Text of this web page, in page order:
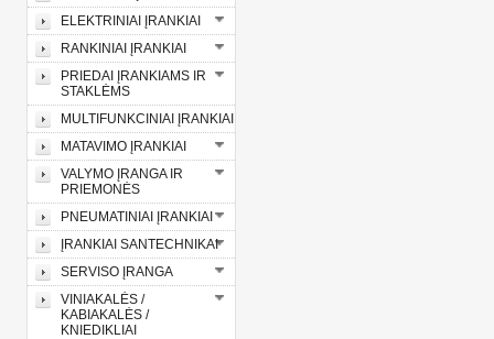
ELEKTRINIAI ĮRANKIAI
RANKINIAI ĮRANKIAI
PRIEDAI ĮRANKIAMS IR
STAKLĖMS
MULTIFUNKCINIAI ĮRANKIAI
MATAVIMO ĮRANKIAI
VALYMO ĮRANGA IR
PRIEMONĖS
PNEUMATINIAI ĮRANKIAI
ĮRANKIAI SANTECHNIKAI
SERVISO ĮRANGA
VINIAKALĖS /
KABIAKALĖS /
KNIEDIKLIAI